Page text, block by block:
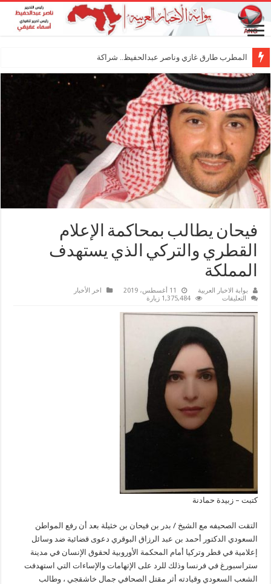
المطرب طارق غازي وناصر عبدالحفيظ.. شراكة فنية ترسم
فيحان يطالب بمحاكمة الإعلام
القطري والتركي الذي يستهدف
المملكة
بوابة الاخبار العربية 11 أغسطس، 2019
اخر الأخبار
التعليقات
يطالب
الإعلام
القطري
والتركي
الذي
يستهدف
المملكة
مغلقة
1,375,484 زيارة
كتبت – زبيدة حمادنة
التقت الصحيفه مع الشيخ / بدر بن فيحان بن خثيلة بعد أن رفع المواطن
السعودي الدكتور أحمد بن عبد الرزاق البوقري دعوى قضائية ضد وسائل
إعلامية في قطر وتركيا أمام المحكمة الأوروبية لحقوق الإنسان في مدينة
ستراسبورغ في فرنسا وذلك للرد على الإتهامات والإساءات التي استهدفت
الشعب السعودي وقيادته أثر مقتل الصحافي جمال خاشقجي ، وطالب